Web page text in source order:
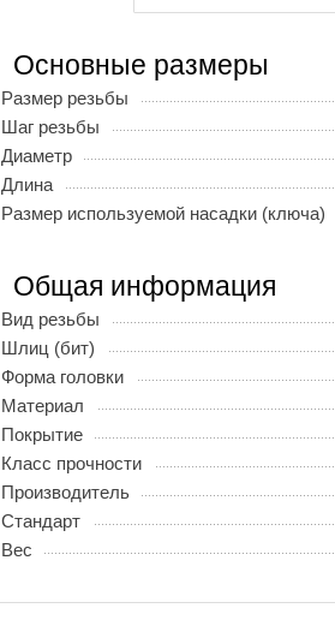
Основные размеры
Размер резьбы
Шаг резьбы
Диаметр
Длина
Размер используемой насадки (ключа)
Общая информация
Вид резьбы
Шлиц (бит)
Форма головки
Материал
Покрытие
Класс прочности
Производитель
Стандарт
Вес